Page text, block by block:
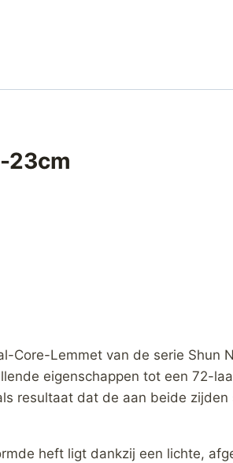
23cm
Core-Lemmet van de serie Shun
eigenschappen tot een 72-
resultaat dat de aan beide
heft ligt dankzij een lichte,